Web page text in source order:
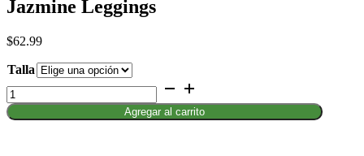
Jazmine Leggings
$62.99
Talla
Jazmine
Leggings
cantidad
Agregar al carrito